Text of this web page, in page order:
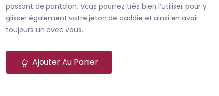
passant de pantalon. Vous pourrez très bien l’utiliser pour y
glisser également votre jeton de caddie et ainsi en avoir
toujours un avec vous.
Ajouter Au Panier